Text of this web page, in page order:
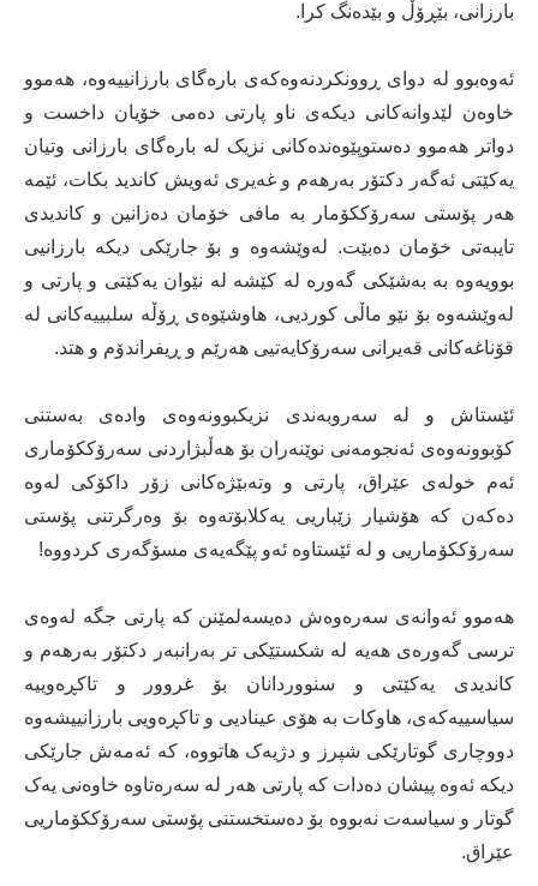
بارزانی، بێڕۆڵ و بێدەنگ کرا.
ئەوەبوو لە دوای ڕوونکردنەوەکەی بارەگای بارزانییەوە، ھەموو
خاوەن لێدوانەکانی دیکەی ناو پارتی دەمی خۆیان داخست و
دواتر ھەموو دەستوپێوەندەکانی نزیک لە بارەگای بارزانی وتیان
یەکێتی ئەگەر دکتۆر بەرھەم و غەیری ئەویش کاندید بکات، ئێمە
ھەر پۆستی سەرۆککۆمار بە مافی خۆمان دەزانین و کاندیدی
تایبەتی خۆمان دەبێت. لەوێشەوە و بۆ جارێکی دیکە بارزانیی
بوویەوە بە بەشێکی گەورە لە کێشە لە نێوان یەکێتی و پارتی و
لەوێشەوە بۆ نێو ماڵی کوردیی، ھاوشێوەی ڕۆڵە سلبییەکانی لە
قۆناغەکانی قەیرانی سەرۆکایەتیی ھەرێم و ڕیفراندۆم و ھتد.
ئێستاش و لە سەروبەندی نزیکبوونەوەی وادەی بەستنی
کۆبوونەوەی ئەنجومەنی نوێنەران بۆ ھەڵبژاردنی سەرۆککۆماری
ئەم خولەی عێراق، پارتی و وتەبێژەکانی زۆر داکۆکی لەوە
دەکەن کە ھۆشیار زێباریی یەکلابۆتەوە بۆ وەرگرتنی پۆستی
سەرۆککۆماریی و لە ئێستاوە ئەو پێگەیەی مسۆگەری کردووە!
ھەموو ئەوانەی سەرەوەش دەیسەلمێنن کە پارتی جگە لەوەی
ترسی گەورەی ھەیە لە شکستێکی تر بەرانبەر دکتۆر بەرھەم و
کاندیدی یەکێتی و سنووردانان بۆ غروور و تاکڕەوییە
سیاسییەکەی، ھاوکات بە ھۆی عینادیی و تاکڕەویی بارزانییشەوە
دووچاری گوتارێکی شپرز و دژیەک ھاتووە، کە ئەمەش جارێکی
دیکە ئەوە پیشان دەدات کە پارتی ھەر لە سەرەتاوە خاوەنی یەک
گوتار و سیاسەت نەبووە بۆ دەستخستنی پۆستی سەرۆککۆماریی
عێراق.